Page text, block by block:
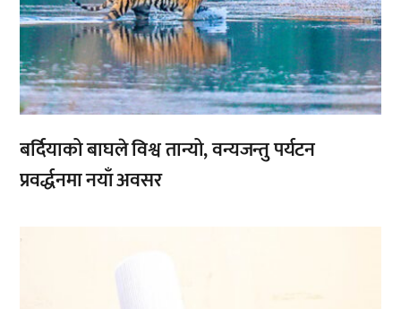
बर्दियाको बाघले विश्व तान्यो, वन्यजन्तु पर्यटन
प्रवर्द्धनमा नयाँ अवसर
,